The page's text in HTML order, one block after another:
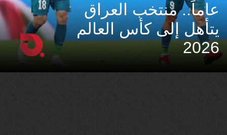
عاماً.. منتخب العراق
يتأهل إلى كأس العالم
2026